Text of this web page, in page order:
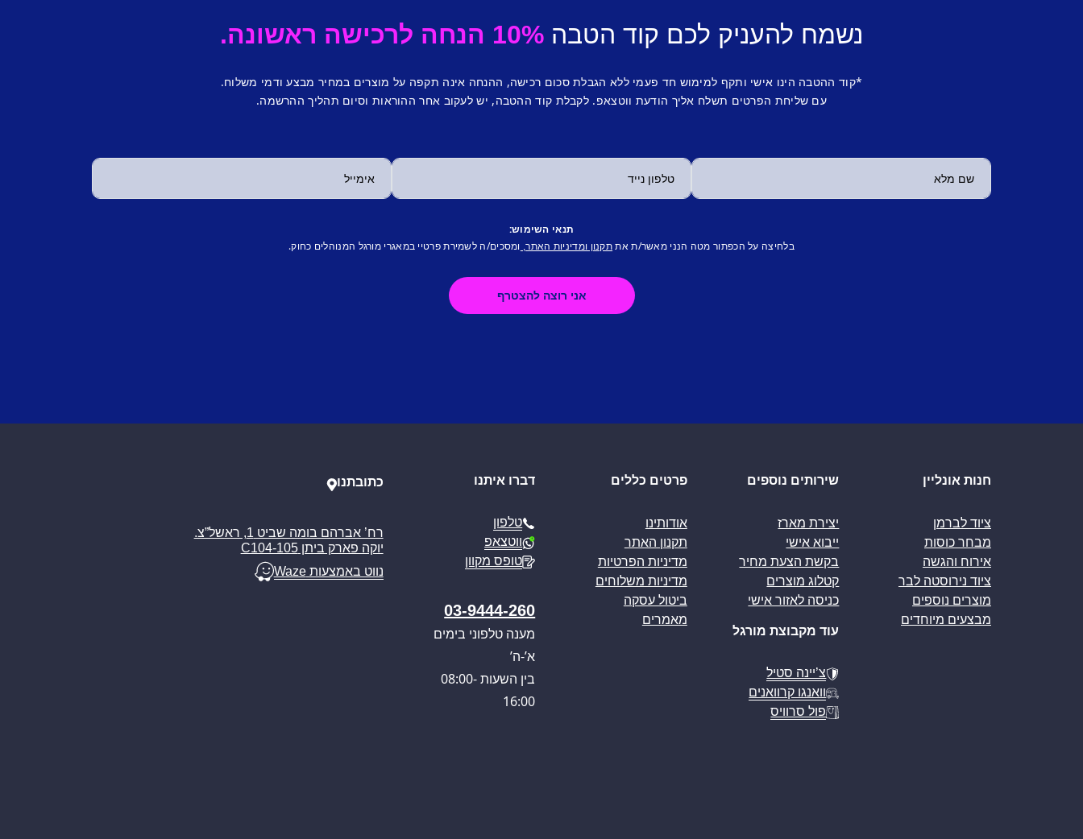
נשמח להעניק לכם קוד הטבה 10% הנחה לרכישה ראשונה.
*קוד ההטבה הינו אישי ותקף למימוש חד פעמי ללא הגבלת סכום רכישה, ההנחה אינה תקפה על מוצרים במחיר מבצע ודמי משלוח.
עם שליחת הפרטים תשלח אליך הודעת ווטצאפ. לקבלת קוד ההטבה, יש לעקוב אחר ההוראות וסיום תהליך ההרשמה.
תנאי השימוש:
בלחיצה על הכפתור מטה הנני מאשר/ת את תקנון ומדיניות האתר, ומסכים/ה לשמירת פרטיי במאגרי מורגל המנוהלים כחוק.
חנות אונליין
ציוד לברמן
מבחר כוסות
אירוח והגשה
ציוד נירוסטה לבר
מוצרים נוספים
מבצעים מיוחדים
שירותים נוספים
יצירת מארז
ייבוא אישי
בקשת הצעת מחיר
קטלוג מוצרים
כניסה לאזור אישי
עוד מקבוצת מורגל
צ’יינה סטיל
וואנגו קרוואנים
פול סרוויס
פרטים כללים
אודותינו
תקנון האתר
מדיניות הפרטיות
מדיניות משלוחים
ביטול עסקה
מאמרים
דברו איתנו
טלפון
ווטצאפ
טופס מקוון
03-9444-260
מענה טלפוני בימים
א’-ה’
בין השעות 08:00-
16:00
כתובתנו
רח’ אברהם בומה שביט 1, ראשל”צ.
יוקה פארק ביתן C104-105
נווט באמצעות Waze